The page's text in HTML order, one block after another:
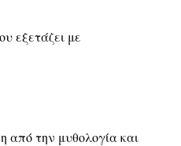
εξετάζει με
την μυθολογία και